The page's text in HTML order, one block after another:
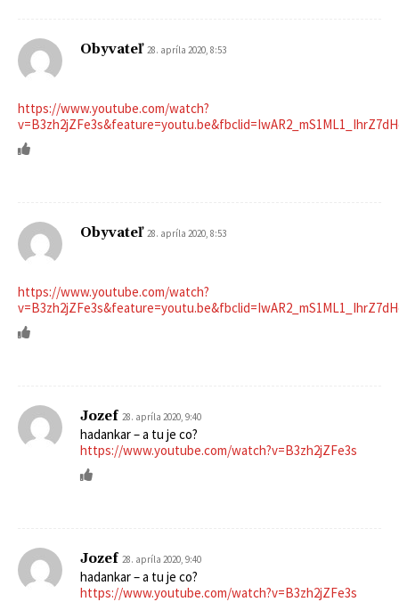
Obyvateľ 28. apríla 2020, 8:53
https://www.youtube.com/watch?
Obyvateľ 28. apríla 2020, 8:53
https://www.youtube.com/watch?
Jozef 28. apríla 2020, 9:40
hadankar – a tu je co?
https://www.youtube.com/watch?v=B3zh2jZFe3s
Jozef 28. apríla 2020, 9:40
hadankar – a tu je co?
https://www.youtube.com/watch?v=B3zh2jZFe3s